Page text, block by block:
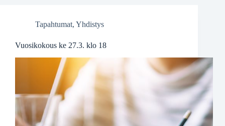
Tapahtumat, Yhdistys
Vuosikokous ke 27.3. klo 18